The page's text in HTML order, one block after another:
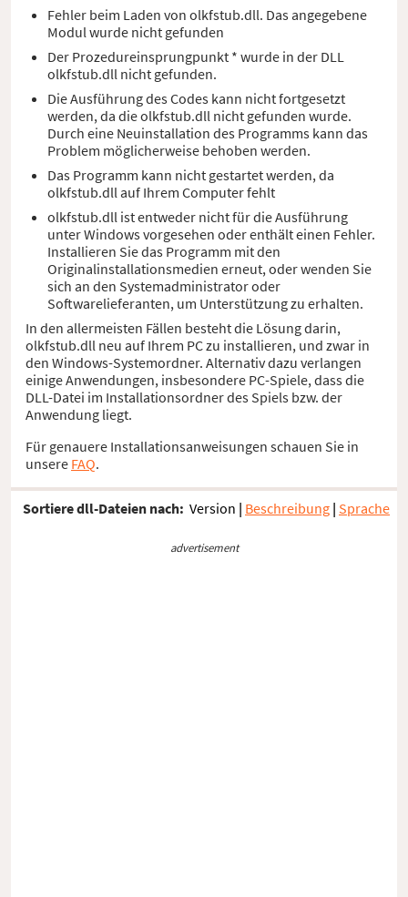
Fehler beim Laden von olkfstub.dll. Das angegebene
Modul wurde nicht gefunden
Der Prozedureinsprungpunkt * wurde in der DLL
olkfstub.dll nicht gefunden.
Die Ausführung des Codes kann nicht fortgesetzt
werden, da die olkfstub.dll nicht gefunden wurde.
Durch eine Neuinstallation des Programms kann das
Problem möglicherweise behoben werden.
Das Programm kann nicht gestartet werden, da
olkfstub.dll auf Ihrem Computer fehlt
olkfstub.dll ist entweder nicht für die Ausführung
unter Windows vorgesehen oder enthält einen Fehler.
Installieren Sie das Programm mit den
Originalinstallationsmedien erneut, oder wenden Sie
sich an den Systemadministrator oder
Softwarelieferanten, um Unterstützung zu erhalten.
In den allermeisten Fällen besteht die Lösung darin,
olkfstub.dll neu auf Ihrem PC zu installieren, und zwar in
den Windows-Systemordner. Alternativ dazu verlangen
einige Anwendungen, insbesondere PC-Spiele, dass die
DLL-Datei im Installationsordner des Spiels bzw. der
Anwendung liegt.
Für genauere Installationsanweisungen schauen Sie in
unsere FAQ.
Sortiere dll-Dateien nach: Version | Beschreibung | Sprache
advertisement